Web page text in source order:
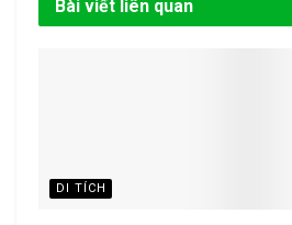
Bài viết liên quan
DI TÍCH